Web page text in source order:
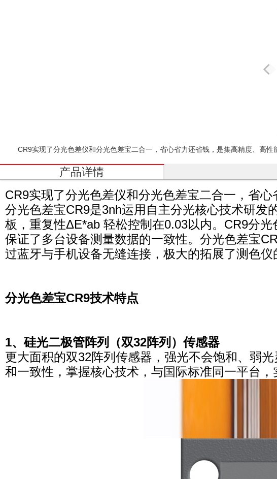
CR9实现了分光色差仪和分光色差宝二合一，省心省力还省钱，是集高精度、高
产品详情
CR9实现了分光色差仪和分光色差宝二合一，省
分光色差宝CR9是3nh运用自主分光核心技术研发
板，重复性ΔE*ab 轻松控制在0.03以内。CR9分
保证了多台设备测量数据的一致性。分光色差宝
过蓝牙与手机设备无缝连接，极大的拓展了测色
分光色差宝CR9技术特点
1、硅光二极管阵列（双32阵列）传感器
更大面积的双32阵列传感器，强光不会饱和、弱
和一致性，掌握核心技术，与国际标准同一平台，